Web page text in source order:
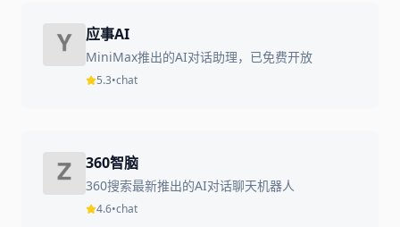
应事AI
MiniMax推出的AI对话助理，已免费开放
5.3•chat
360智脑
360搜索最新推出的AI对话聊天机器人
4.6•chat